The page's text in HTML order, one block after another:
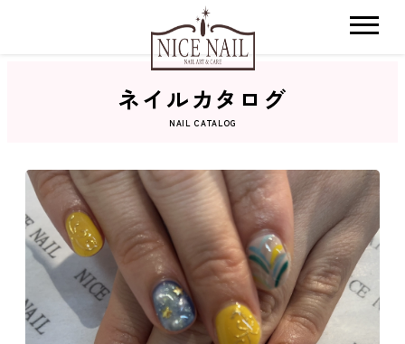
ネイルカタログ
おすすめクーポン
料金メニュー
ネイルカタログ
NAIL CATALOG